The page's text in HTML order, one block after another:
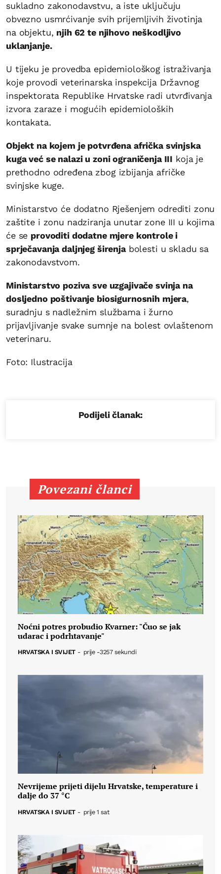
sukladno zakonodavstvu, a iste uključuju
obvezno usmrćivanje svih prijemljivih životinja
na objektu, njih 62 te njihovo neškodljivo
uklanjanje.
U tijeku je provedba epidemiološkog istraživanja
koje provodi veterinarska inspekcija Državnog
inspektorata Republike Hrvatske radi utvrđivanja
izvora zaraze i mogućih epidemioloških
kontakata.
Objekt na kojem je potvrđena afrička svinjska
kuga već se nalazi u zoni ograničenja III koja je
prethodno određena zbog izbijanja afričke
svinjske kuge.
Ministarstvo će dodatno Rješenjem odrediti zonu
zaštite i zonu nadziranja unutar zone III u kojima
će se provoditi dodatne mjere kontrole i
sprječavanja daljnjeg širenjabolesti u skladu sa
zakonodavstvom.
Ministarstvo poziva sve uzgajivače svinja na
dosljedno poštivanje biosigurnosnih mjera,
suradnju s nadležnim službama i žurno
prijavljivanje svake sumnje na bolest ovlaštenom
veterinaru.
Foto: Ilustracija
Podijeli članak:
Povezani članci
Noćni potres probudio Kvarner: "Čuo se jak
udarac i podrhtavanje"
HRVATSKA I SVIJET - prije -3257 sekundi
Nevrijeme prijeti dijelu Hrvatske, temperature i
dalje do 37 °C
HRVATSKA I SVIJET - prije 1 sat